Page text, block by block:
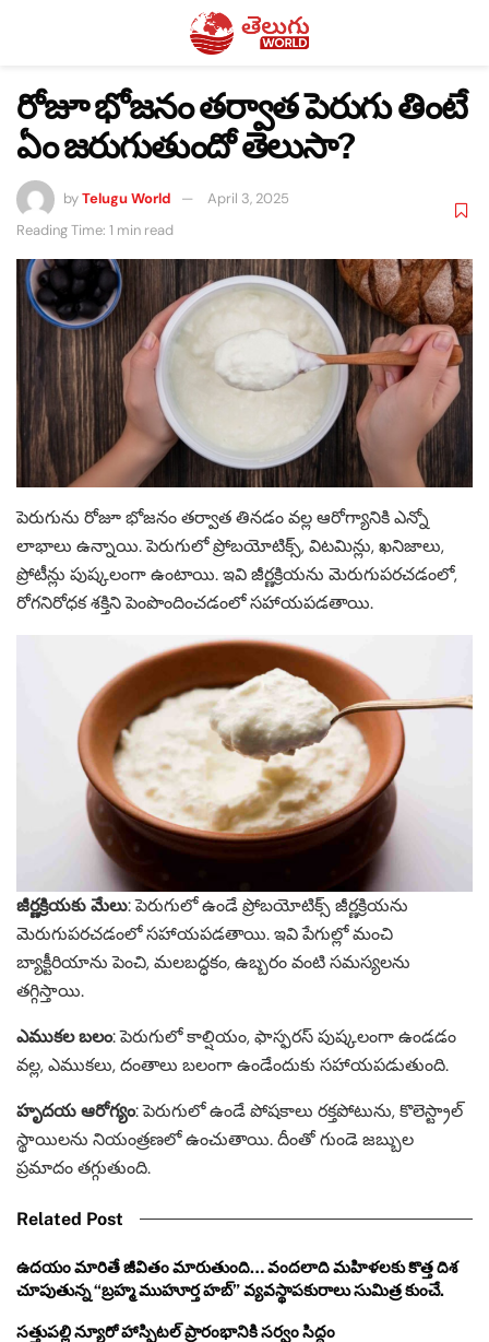
రోజూ భోజనం తర్వాత పెరుగు తింటే
ఏం జరుగుతుందో తెలుసా?
byTelugu World
April 3, 2025
Reading Time: 1 min read
పెరుగును రోజూ భోజనం తర్వాత తినడం వల్ల ఆరోగ్యానికి ఎన్నో
లాభాలు ఉన్నాయి. పెరుగులో ప్రోబయోటిక్స్, విటమిన్లు, ఖనిజాలు,
ప్రోటీన్లు పుష్కలంగా ఉంటాయి. ఇవి జీర్ణక్రియను మెరుగుపరచడంలో,
రోగనిరోధక శక్తిని పెంపొందించడంలో సహాయపడతాయి. ​
జీర్ణక్రియకు మేలు: పెరుగులో ఉండే ప్రోబయోటిక్స్ జీర్ణక్రియను
మెరుగుపరచడంలో సహాయపడతాయి. ఇవి పేగుల్లో మంచి
బ్యాక్టీరియాను పెంచి, మలబద్ధకం, ఉబ్బరం వంటి సమస్యలను
తగ్గిస్తాయి.
ఎముకల బలం: పెరుగులో కాల్షియం, ఫాస్ఫరస్ పుష్కలంగా ఉండడం
వల్ల, ఎముకలు, దంతాలు బలంగా ఉండేందుకు సహాయపడుతుంది. ​
హృదయ ఆరోగ్యం: పెరుగులో ఉండే పోషకాలు రక్తపోటును, కొలెస్ట్రాల్
స్థాయిలను నియంత్రణలో ఉంచుతాయి. దీంతో గుండె జబ్బుల
ప్రమాదం తగ్గుతుంది. ​
Related Post
ఉదయం మారితే జీవితం మారుతుంది… వందలాది మహిళలకు కొత్త దిశ
చూపుతున్న “బ్రహ్మ ముహూర్త హబ్” వ్యవస్థాపకురాలు సుమిత్ర కుంచే.
సత్తుపల్లి న్యూరో హాస్పిటల్ ప్రారంభానికి సర్వం సిద్ధం